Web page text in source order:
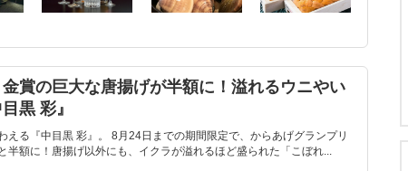
金賞の巨大な唐揚げが半額に！溢れるウニやい
黒 彩』
える『中目黒 彩』。 8月24日までの期間限定で、からあげグランプリ
額に！唐揚げ以外にも、イクラが溢れるほど盛られた「こぼれ...